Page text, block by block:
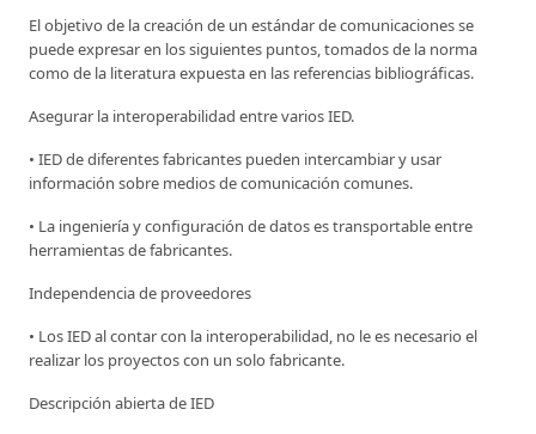
El objetivo de la creación de un estándar de comunicaciones se
puede expresar en los siguientes puntos, tomados de la norma
como de la literatura expuesta en las referencias bibliográficas.
Asegurar la interoperabilidad entre varios IED.
• IED de diferentes fabricantes pueden intercambiar y usar
información sobre medios de comunicación comunes.
• La ingeniería y configuración de datos es transportable entre
herramientas de fabricantes.
Independencia de proveedores
• Los IED al contar con la interoperabilidad, no le es necesario el
realizar los proyectos con un solo fabricante.
Descripción abierta de IED